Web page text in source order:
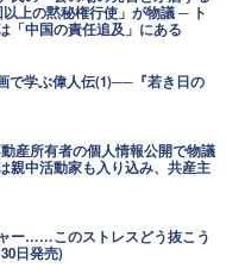
上の黙秘権行使」が物議 ─ ト
「中国の責任追及」にある
で学ぶ偉人伝(1)──『若き日の
産所有者の個人情報公開で物議
親中活動家も入り込み、共産主
ー……このストレスどう抜こう
日発売)